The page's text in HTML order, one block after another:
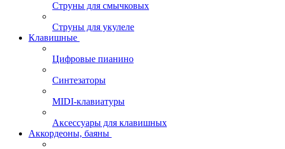
Струны для смычковых
Струны для укулеле
Клавишные
Цифровые пианино
Синтезаторы
MIDI-клавиатуры
Аксессуары для клавишных
Аккордеоны, баяны